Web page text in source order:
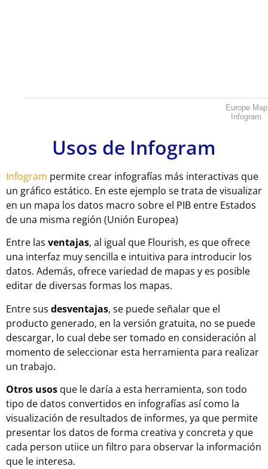
Europe Map
Infogram
Usos de Infogram
Infogram permite crear infografías más interactivas que
un gráfico estático. En este ejemplo se trata de visualizar
en un mapa los datos macro sobre el PIB entre Estados
de una misma región (Unión Europea)
Entre las ventajas, al igual que Flourish, es que ofrece
una interfaz muy sencilla e intuitiva para introducir los
datos. Además, ofrece variedad de mapas y es posible
editar de diversas formas los mapas.
Entre sus desventajas, se puede señalar que el
producto generado, en la versión gratuita, no se puede
descargar, lo cual debe ser tomado en consideración al
momento de seleccionar esta herramienta para realizar
un trabajo.
Otros usos que le daría a esta herramienta, son todo
tipo de datos convertidos en infografías así como la
visualización de resultados de informes, ya que permite
presentar los datos de forma creativa y concreta y que
cada person utiice un filtro para observar la información
que le interesa.